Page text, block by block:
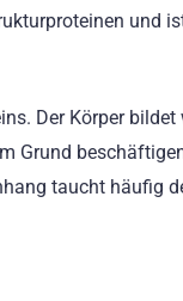
und
Der Körper bildet
Grund
taucht häufig